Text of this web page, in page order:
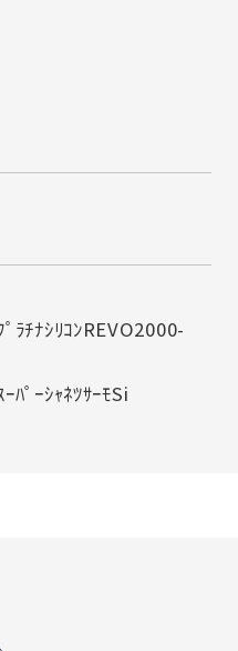
ﾗﾁﾅｼﾘｺﾝREVO2000-
ﾊﾟｰｼｬﾈﾂｻｰﾓSi